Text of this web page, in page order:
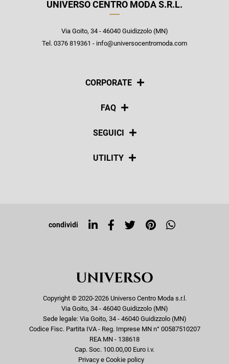
UNIVERSO CENTRO MODA S.R.L.
Via Goito, 34 - 46040 Guidizzolo (MN)
Tel. 0376 819361 - info@universocentromoda.com
CORPORATE
Chi siamo
FAQ
Pagamenti
SEGUICI
Social
UTILITY
Top ricerche
condividi
Copyright © 2020-2026 Universo Centro Moda s.r.l.
Via Goito, 34 - 46040 Guidizzolo (MN)
Sede legale: Via Goito, 34 - 46040 Guidizzolo (MN)
Codice Fisc. Partita IVA - Reg. Imprese MN n° 00587510207
REA MN - 138618
Cap. Soc. 100.00,00 Euro i.v.
Privacy e Cookie policy